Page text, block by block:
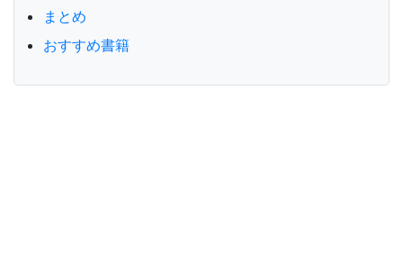
まとめ
おすすめ書籍